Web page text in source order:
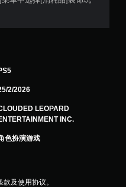
2/2026
LEOPARD
INC.
色扮演游戏
及使用协议。